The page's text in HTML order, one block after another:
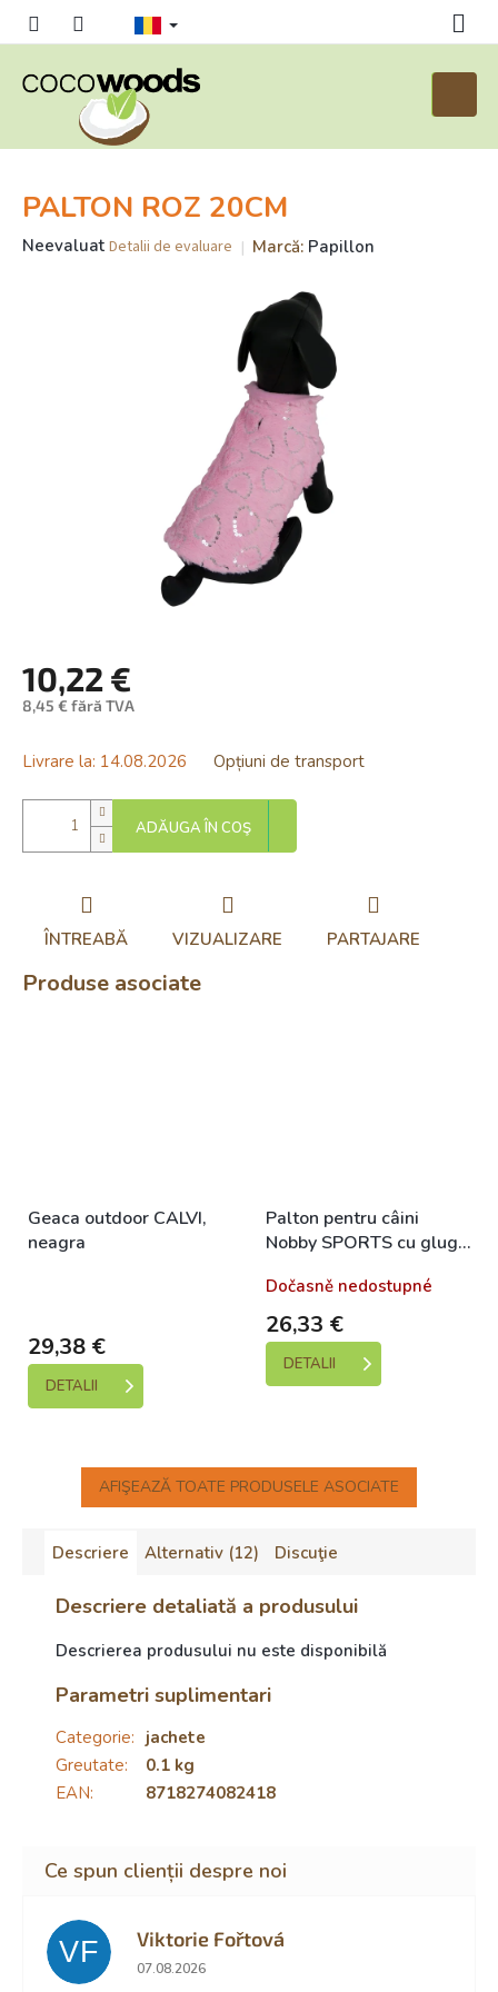
de
PALTON ROZ 20CM
Evaluarea
Neevaluat Detalii de evaluare Marcă: Papillon
10,22 €
8,45 € fără TVA
preţ:
Livrare la: 14.08.2026 Opțiuni de transport
ADĂUGA ÎN COŞ
ÎNTREABĂ VIZUALIZARE PARTAJARE
Produse asociate
Geaca outdoor CALVI,
neagra
29,38 €
DETALII
Palton pentru câini
Nobby SPORTS cu glugă
SLEVA se Slevovým
kupónem: bonus
Dočasně nedostupné
26,33 €
DETALII
AFIŞEAZĂ TOATE PRODUSELE ASOCIATE
Descriere Alternativ (12) Discuţie
Descriere detaliată a produsului
Descrierea produsului nu este disponibilă
Parametri suplimentari
Categorie: jachete
Greutate:
0.1 kg
EAN: 8718274082418
VF Viktorie Fořtová
Ratingul magazinului este 2 din 5 stele.
07.08.2026